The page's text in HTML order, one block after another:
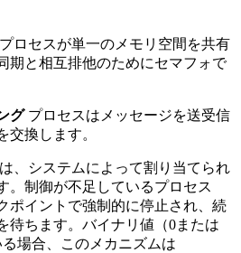
ロセスが単一のメモリ空間を共有
期と相互排他のためにセマフォで
グプロセスはメッセージを送受信
交換します。
、システムによって割り当てられ
。制御が不足しているプロセス
ポイントで強制的に停止され、続
待ちます。バイナリ値（0または
場合、このメカニズムは